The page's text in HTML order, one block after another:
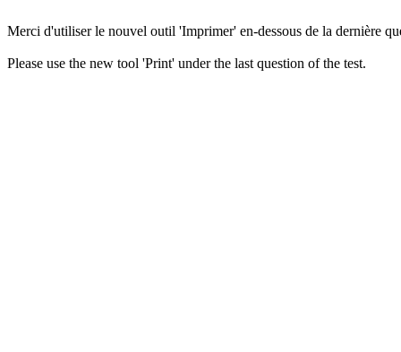
Merci d'utiliser le nouvel outil 'Imprimer' en-dessous de la dernière
Please use the new tool 'Print' under the last question of the test.